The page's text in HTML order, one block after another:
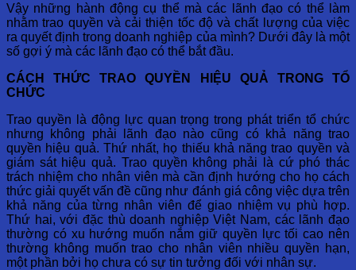
Vậy những hành động cụ thể mà các lãnh đạo có thể làm
nhằm trao quyền và cải thiện tốc độ và chất lượng của việc
ra quyết định trong doanh nghiệp của mình? Dưới đây là một
số gợi ý mà các lãnh đạo có thể bắt đầu.
CÁCH THỨC TRAO QUYỀN HIỆU QUẢ TRONG TỔ
CHỨC
Trao quyền là động lực quan trọng trong phát triển tổ chức
nhưng không phải lãnh đạo nào cũng có khả năng trao
quyền hiệu quả. Thứ nhất, họ thiếu khả năng trao quyền và
giám sát hiệu quả. Trao quyền không phải là cứ phó thác
trách nhiệm cho nhân viên mà cần định hướng cho họ cách
thức giải quyết vấn đề cũng như đánh giá công việc dựa trên
khả năng của từng nhân viên để giao nhiệm vụ phù hợp.
Thứ hai, với đặc thù doanh nghiệp Việt Nam, các lãnh đạo
thường có xu hướng muốn nắm giữ quyền lực tối cao nên
thường không muốn trao cho nhân viên nhiều quyền hạn,
một phần bởi họ chưa có sự tin tưởng đối với nhân sự.